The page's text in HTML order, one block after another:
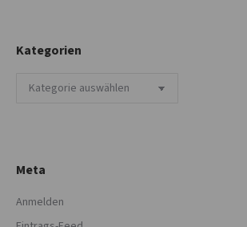
Kategorien
Kategorien
Meta
Anmelden